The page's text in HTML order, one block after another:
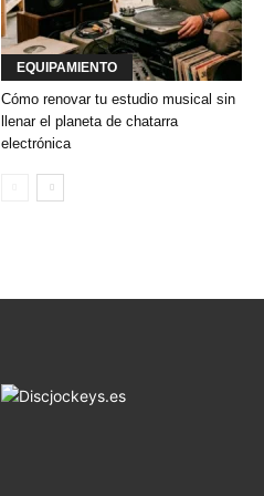
EQUIPAMIENTO
Cómo renovar tu estudio musical sin
llenar el planeta de chatarra
electrónica